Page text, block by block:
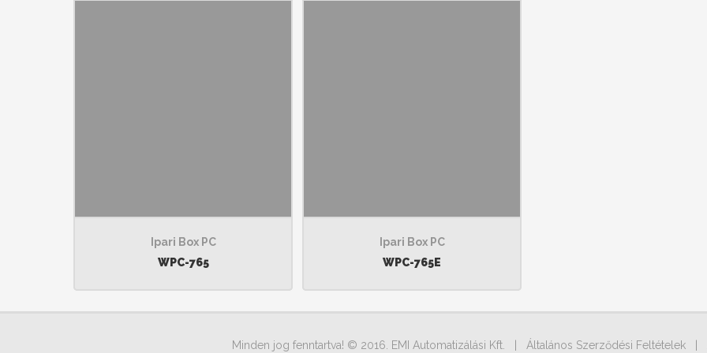
Ipari Box PC
WPC-765
Ipari Box PC
WPC-765E
Minden jog fenntartva! © 2016. EMI Automatizálási Kft. | Általános Szerződési Feltételek|